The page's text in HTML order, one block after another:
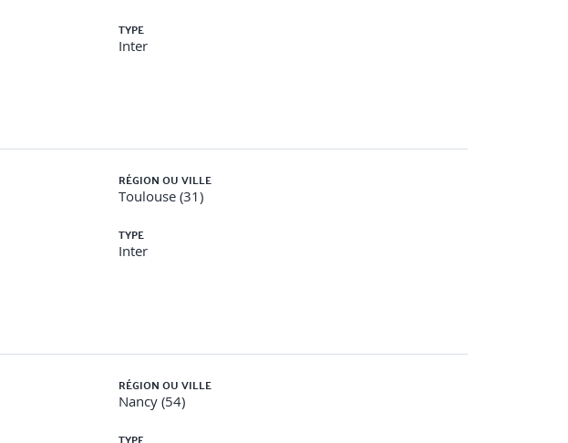
TYPE
Inter
RÉGION OU VILLE
Toulouse (31)
TYPE
Inter
RÉGION OU VILLE
Nancy (54)